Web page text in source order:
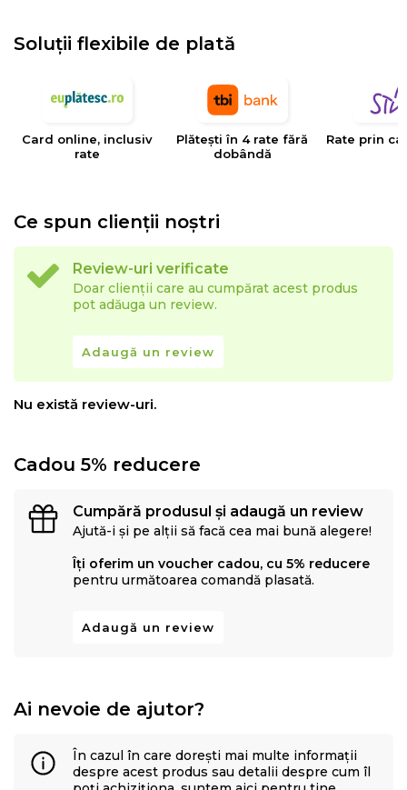
Soluții flexibile de plată
Card online, inclusiv
rate
Plătești în 4 rate fără
dobândă
Rate prin
Ce spun clienții noștri
Review-uri verificate
Doar clienții care au cumpărat acest produs
pot adăuga un review.
Adaugă un review
Nu există review-uri.
Cadou 5% reducere
Cumpără produsul și adaugă un review
Ajută-i și pe alții să facă cea mai bună alegere!
Îți oferim un voucher cadou, cu 5% reducere
pentru următoarea comandă plasată.
Adaugă un review
Ai nevoie de ajutor?
În cazul în care dorești mai multe informații
despre acest produs sau detalii despre cum îl